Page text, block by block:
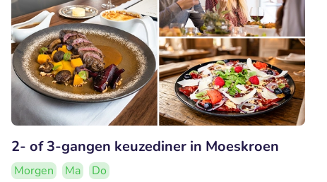
2- of 3-gangen keuzediner in Moeskroen
Morgen Ma
Do